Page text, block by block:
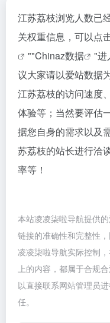
江苏荔枝浏览人数已
关权重信息，可以点
""Chinaz数据
"进
议大家请以爱站数据
江苏荔枝的访问速度
体验等；当然要评估
据您自身的需求以及
苏荔枝的站长进行洽
率等！
本站凌凌柒啦导航提供
链接的准确性和完整性
凌凌柒啦导航实际控制
上的内容，都属于合规
以直接联系网站管理员
任。